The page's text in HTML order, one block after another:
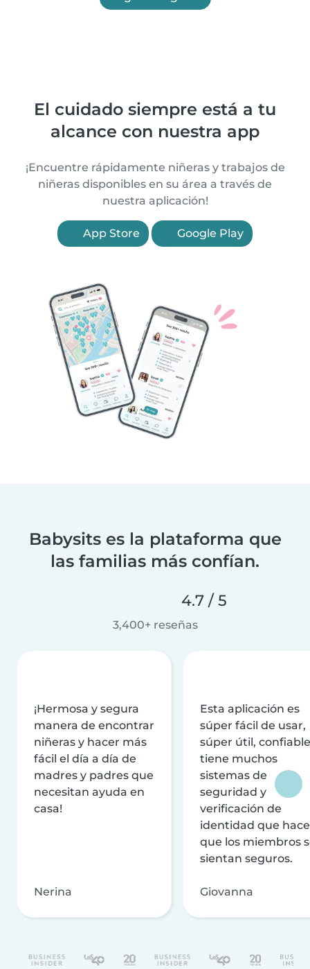
El cuidado siempre está a tu
alcance con nuestra app
¡Encuentre rápidamente niñeras y trabajos de
niñeras disponibles en su área a través de
nuestra aplicación!
App Store Google Play
Babysits es la plataforma que
las familias más confían.
4.7 / 5
3,400+ reseñas
¡Hermosa y segura
manera de encontrar
niñeras y hacer más
fácil el día a día de
madres y padres que
necesitan ayuda en
casa!
Nerina
Esta aplicación es
súper fácil de usar,
súper útil,
tiene muchos
sistemas de
seguridad y
verificación de
identidad que
que los miembros
sientan seguros.
Giovanna